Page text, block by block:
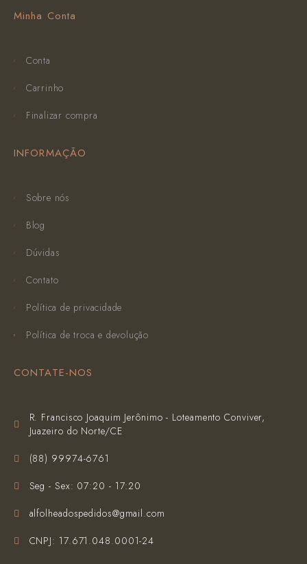
Minha Conta
Conta
Carrinho
Finalizar compra
INFORMAÇÃO
Sobre nós
Blog
Dúvidas
Contato
Política de privacidade
Política de troca e devolução
CONTATE-NOS
R. Francisco Joaquim Jerônimo - Loteamento Conviver,
Juazeiro do Norte/CE
(‪88) 99974-6761‬
Seg - Sex: 07:20 - 17:20
alfolheadospedidos@gmail.com
CNPJ: 17.671.048.0001-24